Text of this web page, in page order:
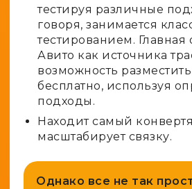
тестируя различные
говоря, занимается
тестированием. Главная
Авито как источника
возможность
бесплатно, используя
подходы.
Находит самый
масштабирует связку.
Однако все не так